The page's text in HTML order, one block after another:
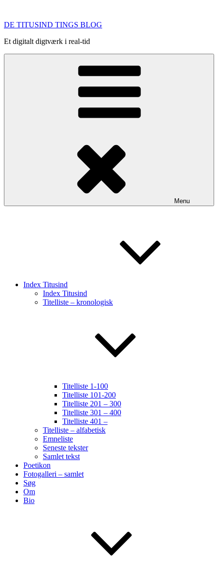
indhold
DE TITUSIND TINGS BLOG
Et digitalt digtværk i real-tid
Menu
Index Titusind
Index Titusind
Titelliste – kronologisk
Titelliste 1-100
Titelliste 101-200
Titelliste 201 – 300
Titelliste 301 – 400
Titelliste 401 –
Titelliste – alfabetisk
Emneliste
Seneste tekster
Samlet tekst
Poetikon
Fotogalleri – samlet
Søg
Om
Bio